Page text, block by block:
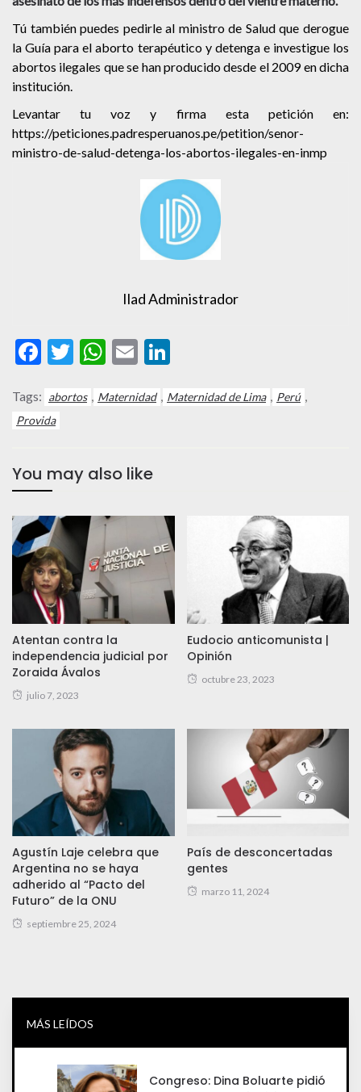
Tú también puedes pedirle al ministro de Salud que derogue
la Guía para el aborto terapéutico y detenga e investigue los
abortos ilegales que se han producido desde el 2009 en dicha
institución.
Levantar tu voz y firma esta petición en:
https://peticiones.padresperuanos.pe/petition/senor-
ministro-de-salud-detenga-los-abortos-ilegales-en-inmp
Ilad Administrador
Facebook
Twitter
WhatsApp
Email
Tags: abortos , Maternidad , Maternidad de Lima , Perú ,
Provida
You may also like
Atentan contra la
independencia judicial por
Zoraida Ávalos
julio 7, 2023
Eudocio anticomunista |
Opinión
octubre 23, 2023
Agustín Laje celebra que
Argentina no se haya
adherido al “Pacto del
Futuro” de la ONU
septiembre 25, 2024
País de desconcertadas
gentes
marzo 11, 2024
MÁS LEÍDOS
Congreso: Dina Boluarte pidió